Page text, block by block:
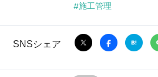
施工管理
SNSシェア